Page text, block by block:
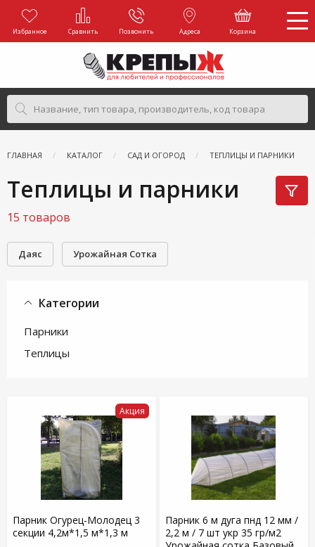
Избранное Сравнить Позвонить Адреса Корзина
ГЛАВНАЯ КАТАЛОГ САД И ОГОРОД ТЕПЛИЦЫ И ПАРНИКИ
Теплицы и парники
15 товаров
Даяс Урожайная Сотка
Категории
Парники
Теплицы
Акция
Парник Огурец-Молодец 3
секции 4,2м*1,5 м*1,3 м
Парник 6 м дуга пнд 12 мм /
2,2 м / 7 шт укр 35 гр/м2